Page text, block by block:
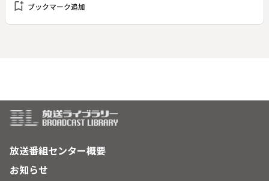
bookmark_add ブックマーク追加
放送番組センター概要
お知らせ